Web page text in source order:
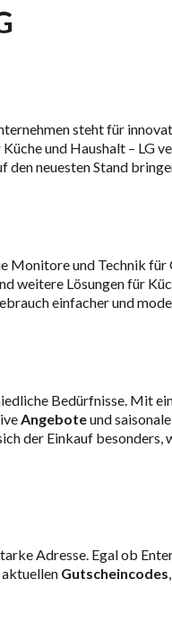
steht für
und Haushalt – LG
neuesten Stand
Monitore und Technik
weitere Lösungen für
einfacher und
Bedürfnisse. Mit
Angeboteund saisonale
der Einkauf besonders,
Adresse. Egal ob
Gutscheincodes